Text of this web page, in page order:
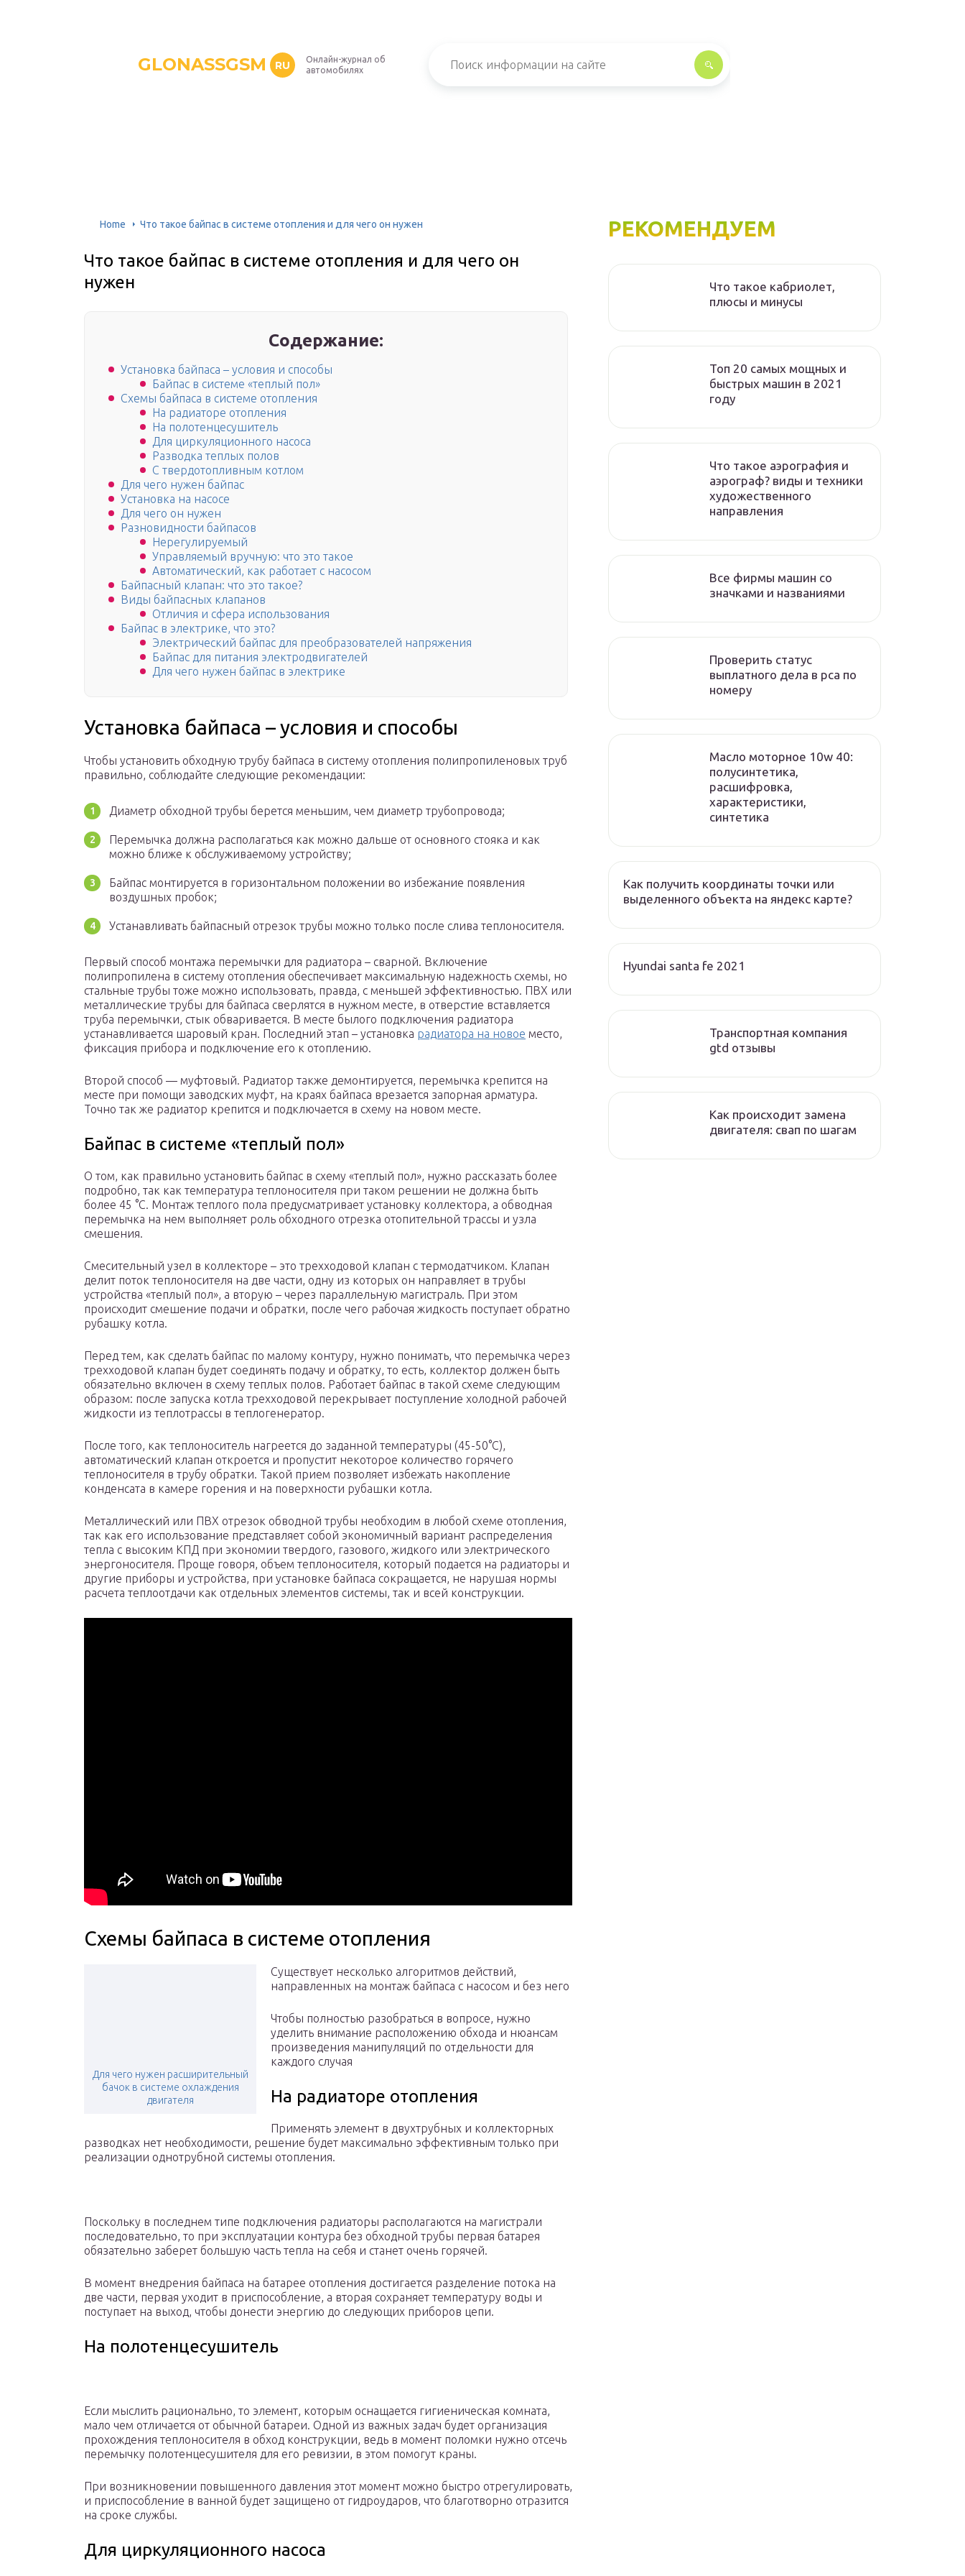
GLONASSGSM RU
Онлайн-журнал об
автомобилях
Home Что такое байпас в системе отопления и для чего он нужен
Что такое байпас в системе отопления и для чего он
нужен
Содержание:
Установка байпаса – условия и способы
Байпас в системе «теплый пол»
Схемы байпаса в системе отопления
На радиаторе отопления
На полотенцесушитель
Для циркуляционного насоса
Разводка теплых полов
С твердотопливным котлом
Для чего нужен байпас
Установка на насосе
Для чего он нужен
Разновидности байпасов
Нерегулируемый
Управляемый вручную: что это такое
Автоматический, как работает с насосом
Байпасный клапан: что это такое?
Виды байпасных клапанов
Отличия и сфера использования
Байпас в электрике, что это?
Электрический байпас для преобразователей напряжения
Байпас для питания электродвигателей
Для чего нужен байпас в электрике
Установка байпаса – условия и способы
Чтобы установить обходную трубу байпаса в систему отопления полипропиленовых труб
правильно, соблюдайте следующие рекомендации:
Диаметр обходной трубы берется меньшим, чем диаметр трубопровода;
Перемычка должна располагаться как можно дальше от основного стояка и как
можно ближе к обслуживаемому устройству;
Байпас монтируется в горизонтальном положении во избежание появления
воздушных пробок;
Устанавливать байпасный отрезок трубы можно только после слива теплоносителя.
Первый способ монтажа перемычки для радиатора – сварной. Включение
полипропилена в систему отопления обеспечивает максимальную надежность схемы, но
стальные трубы тоже можно использовать, правда, с меньшей эффективностью. ПВХ или
металлические трубы для байпаса сверлятся в нужном месте, в отверстие вставляется
труба перемычки, стык обваривается. В месте былого подключения радиатора
устанавливается шаровый кран. Последний этап – установка радиатора на новое место,
фиксация прибора и подключение его к отоплению.
Второй способ — муфтовый. Радиатор также демонтируется, перемычка крепится на
месте при помощи заводских муфт, на краях байпаса врезается запорная арматура.
Точно так же радиатор крепится и подключается в схему на новом месте.
Байпас в системе «теплый пол»
О том, как правильно установить байпас в схему «теплый пол», нужно рассказать более
подробно, так как температура теплоносителя при таком решении не должна быть
более 45 °С. Монтаж теплого пола предусматривает установку коллектора, а обводная
перемычка на нем выполняет роль обходного отрезка отопительной трассы и узла
смешения.
Смесительный узел в коллекторе – это трехходовой клапан с термодатчиком. Клапан
делит поток теплоносителя на две части, одну из которых он направляет в трубы
устройства «теплый пол», а вторую – через параллельную магистраль. При этом
происходит смешение подачи и обратки, после чего рабочая жидкость поступает обратно
рубашку котла.
Перед тем, как сделать байпас по малому контуру, нужно понимать, что перемычка через
трехходовой клапан будет соединять подачу и обратку, то есть, коллектор должен быть
обязательно включен в схему теплых полов. Работает байпас в такой схеме следующим
образом: после запуска котла трехходовой перекрывает поступление холодной рабочей
жидкости из теплотрассы в теплогенератор.
После того, как теплоноситель нагреется до заданной температуры (45-50°С),
автоматический клапан откроется и пропустит некоторое количество горячего
теплоносителя в трубу обратки. Такой прием позволяет избежать накопление
конденсата в камере горения и на поверхности рубашки котла.
Металлический или ПВХ отрезок обводной трубы необходим в любой схеме отопления,
так как его использование представляет собой экономичный вариант распределения
тепла с высоким КПД при экономии твердого, газового, жидкого или электрического
энергоносителя. Проще говоря, объем теплоносителя, который подается на радиаторы и
другие приборы и устройства, при установке байпаса сокращается, не нарушая нормы
расчета теплоотдачи как отдельных элементов системы, так и всей конструкции.
Схемы байпаса в системе отопления
Для чего нужен расширительный
бачок в системе охлаждения
двигателя
Существует несколько алгоритмов действий,
направленных на монтаж байпаса с насосом и без него
Чтобы полностью разобраться в вопросе, нужно
уделить внимание расположению обхода и нюансам
произведения манипуляций по отдельности для
каждого случая
На радиаторе отопления
Применять элемент в двухтрубных и коллекторных
разводках нет необходимости, решение будет максимально эффективным только при
реализации однотрубной системы отопления.
Поскольку в последнем типе подключения радиаторы располагаются на магистрали
последовательно, то при эксплуатации контура без обходной трубы первая батарея
обязательно заберет большую часть тепла на себя и станет очень горячей.
В момент внедрения байпаса на батарее отопления достигается разделение потока на
две части, первая уходит в приспособление, а вторая сохраняет температуру воды и
поступает на выход, чтобы донести энергию до следующих приборов цепи.
На полотенцесушитель
Если мыслить рационально, то элемент, которым оснащается гигиеническая комната,
мало чем отличается от обычной батареи. Одной из важных задач будет организация
прохождения теплоносителя в обход конструкции, ведь в момент поломки нужно отсечь
перемычку полотенцесушителя для его ревизии, в этом помогут краны.
При возникновении повышенного давления этот момент можно быстро отрегулировать,
и приспособление в ванной будет защищено от гидроударов, что благотворно отразится
на сроке службы.
Для циркуляционного насоса
РЕКОМЕНДУЕМ
Что такое кабриолет,
плюсы и минусы
Топ 20 самых мощных и
быстрых машин в 2021
году
Что такое аэрография и
аэрограф? виды и техники
художественного
направления
Все фирмы машин со
значками и названиями
Проверить статус
выплатного дела в рса по
номеру
Масло моторное 10w 40:
полусинтетика,
расшифровка,
характеристики,
синтетика
Как получить координаты точки или
выделенного объекта на яндекс карте?
Hyundai santa fe 2021
Транспортная компания
gtd отзывы
Как происходит замена
двигателя: свап по шагам